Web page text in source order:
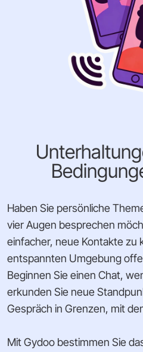
Haben Sie persönliche
vier Augen besprechen
einfacher, neue Kontakte zu
entspannten Umgebung
Beginnen Sie einen Chat,
erkunden Sie neue
Gespräch in Grenzen, mit
Mit Gydoo bestimmen Sie